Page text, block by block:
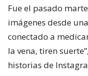
Fue el pasado
imágenes desde
conectado a
la vena, tiren
historias de